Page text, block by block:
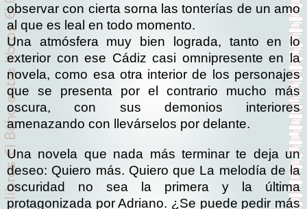
observar con cierta sorna las tonterías de un amo
al que es leal en todo momento.
Una atmósfera muy bien lograda, tanto en lo
exterior con ese Cádiz casi omnipresente en la
novela, como esa otra interior de los personajes
que se presenta por el contrario mucho más
oscura, con sus demonios interiores
amenazando con llevárselos por delante.
Una novela que nada más terminar te deja un
deseo: Quiero más. Quiero que La melodía de la
oscuridad no sea la primera y la última
protagonizada por Adriano. ¿Se puede pedir más